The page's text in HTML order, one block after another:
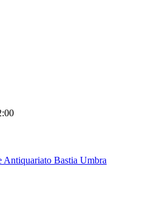
Bastia Umbra